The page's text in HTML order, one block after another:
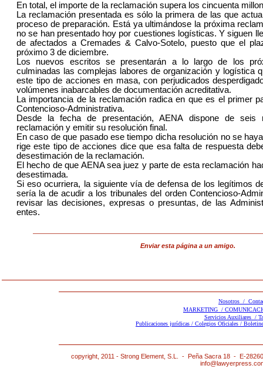
En total, el importe de la reclamación supera los cincuenta
La reclamación presentada es sólo la primera de las que
proceso de preparación. Está ya ultimándose la próxima
no se han presentado hoy por cuestiones logísticas. Y siguen
de afectados a Cremades & Calvo-Sotelo, puesto que el
próximo 3 de diciembre.
Los nuevos escritos se presentarán a lo largo de los
culminadas las complejas labores de organización y logística
este tipo de acciones en masa, con perjudicados
volúmenes inabarcables de documentación acreditativa.
La importancia de la reclamación radica en que es el primer
Contencioso-Administrativa.
Desde la fecha de presentación, AENA dispone de seis
reclamación y emitir su resolución final.
En caso de que pasado ese tiempo dicha resolución no se
rige este tipo de acciones dice que esa falta de respuesta
desestimación de la reclamación.
El hecho de que AENA sea juez y parte de esta reclamación
desestimada.
Si eso ocurriera, la siguiente vía de defensa de los legítimos
sería la de acudir a los tribunales del orden Contencioso-
revisar las decisiones, expresas o presuntas, de las
entes.
Enviar esta página a un amigo.
Nosotros /
MARKETING /
Servicios Auxiliares /
Publicaciones jurídicas / Colegios Oficiales /
copyright, 2011 - Strong Element, S.L. - Peña Sacra 18 - E-